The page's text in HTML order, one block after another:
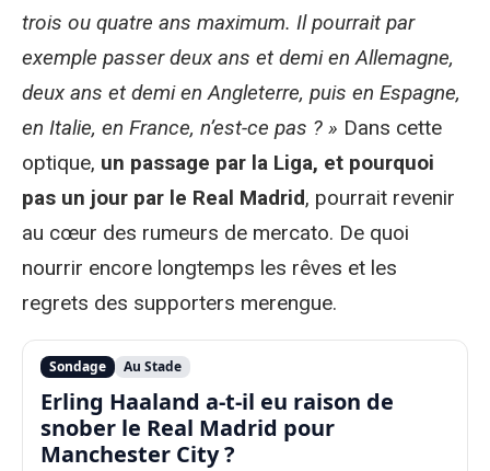
trois ou quatre ans maximum. Il pourrait par
exemple passer deux ans et demi en Allemagne,
deux ans et demi en Angleterre, puis en Espagne,
en Italie, en France, n’est-ce pas ? » Dans cette
optique, un passage par la Liga, et pourquoi
pas un jour par le Real Madrid, pourrait revenir
au cœur des rumeurs de mercato. De quoi
nourrir encore longtemps les rêves et les
regrets des supporters merengue.
Sondage Au Stade
Erling Haaland a-t-il eu raison de
snober le Real Madrid pour
Manchester City ?